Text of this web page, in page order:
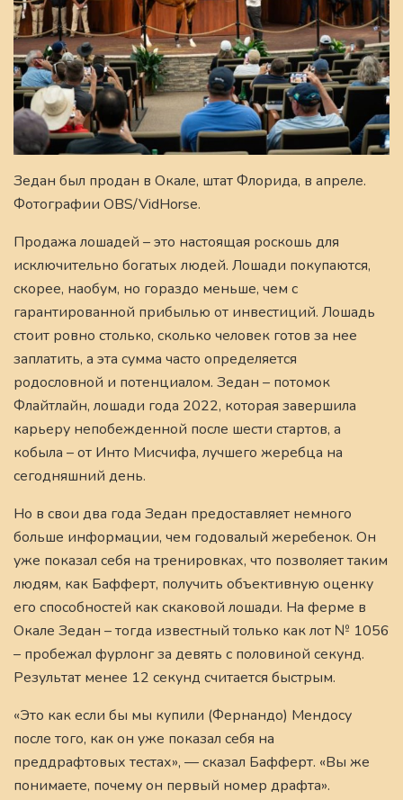
Зедан был продан в Окале, штат Флорида, в апреле.
Фотографии OBS/VidHorse.
Продажа лошадей – это настоящая роскошь для
исключительно богатых людей. Лошади покупаются,
скорее, наобум, но гораздо меньше, чем с
гарантированной прибылью от инвестиций. Лошадь
стоит ровно столько, сколько человек готов за нее
заплатить, а эта сумма часто определяется
родословной и потенциалом. Зедан – потомок
Флайтлайн, лошади года 2022, которая завершила
карьеру непобежденной после шести стартов, а
кобыла – от Инто Мисчифа, лучшего жеребца на
сегодняшний день.
Но в свои два года Зедан предоставляет немного
больше информации, чем годовалый жеребенок. Он
уже показал себя на тренировках, что позволяет таким
людям, как Бафферт, получить объективную оценку
его способностей как скаковой лошади. На ферме в
Окале Зедан – тогда известный только как лот № 1056
– пробежал фурлонг за девять с половиной секунд.
Результат менее 12 секунд считается быстрым.
«Это как если бы мы купили (Фернандо) Мендосу
после того, как он уже показал себя на
преддрафтовых тестах», — сказал Бафферт. «Вы же
понимаете, почему он первый номер драфта».